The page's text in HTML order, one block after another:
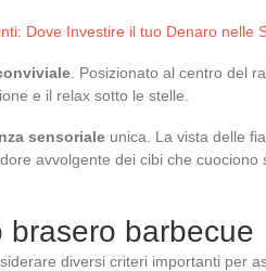
Dove Investire il tuo Denaro nelle
. Posizionato al centro del
e il relax sotto le stelle.
sensoriale unica. La vista delle
avvolgente dei cibi che cuociono
brasero barbecue
diversi criteri importanti per